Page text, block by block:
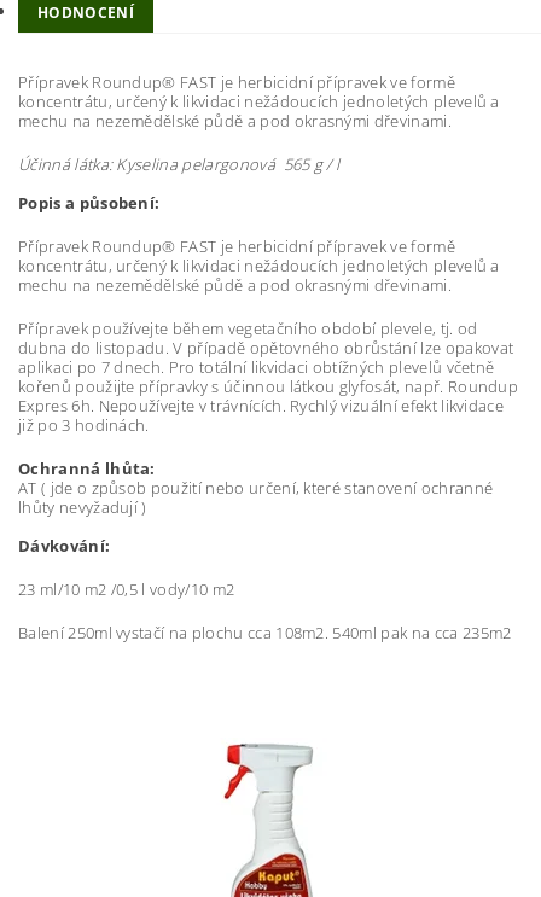
HODNOCENÍ
Přípravek Roundup® FAST je herbicidní přípravek ve formě
koncentrátu, určený k likvidaci nežádoucích jednoletých plevelů a
mechu na nezemědělské půdě a pod okrasnými dřevinami.
Účinná látka: Kyselina pelargonová 565 g / l
Popis a působení:
Přípravek Roundup® FAST je herbicidní přípravek ve formě
koncentrátu, určený k likvidaci nežádoucích jednoletých plevelů a
mechu na nezemědělské půdě a pod okrasnými dřevinami.
Přípravek používejte během vegetačního období plevele, tj. od
dubna do listopadu. V případě opětovného obrůstání lze opakovat
aplikaci po 7 dnech. Pro totální likvidaci obtížných plevelů včetně
kořenů použijte přípravky s účinnou látkou glyfosát, např. Roundup
Expres 6h. Nepoužívejte v trávnících. Rychlý vizuální efekt likvidace
již po 3 hodinách.
Ochranná lhůta:
AT ( jde o způsob použití nebo určení, které stanovení ochranné
lhůty nevyžadují )
Dávkování:
23 ml/10 m2 /0,5 l vody/10 m2
Balení 250ml vystačí na plochu cca 108m2. 540ml pak na cca 235m2